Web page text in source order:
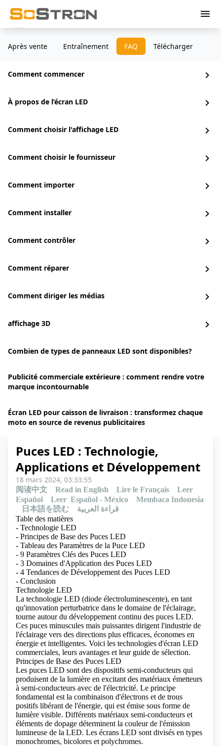
menu
Après vente Entraînement FAQ Télécharger
Comment commencer chevron_right
À propos de l’écran LED chevron_right
Comment choisir l'affichage LED chevron_right
Comment choisir le fournisseur chevron_right
Comment importer chevron_right
Comment installer chevron_right
Comment contrôler chevron_right
Comment réparer chevron_right
Comment diriger les médias chevron_right
affichage 3D chevron_right
Combien de types de panneaux LED sont disponibles?
Publicité commerciale extérieure : comment rendre votre
marque incontournable
Écran LED pour caisson de livraison : transformez chaque
moto en source de revenus publicitaires
Puces LED : Technologie,
Applications et Développement
18 mars 2024, 03:33:55
阅读中文 Read in English Lire le Français
Leer
Español
Leer Español - México
Membaca Indonesia
日本語を読む
قراءة العربية
Table des matières
- Technologie LED
- Principes de Base des Puces LED
- Tableau des Paramètres de la Puce LED
- 9 Paramètres Clés des Puces LED
- 3 Domaines d'Application des Puces LED
- 4 Tendances de Développement des Puces LED
- Conclusion
Technologie LED
La technologie LED (diode électroluminescente), en tant
qu'innovation perturbatrice dans le domaine de l'éclairage,
tourne autour du développement continu des puces LED.
Ces puces minuscules mais puissantes dirigent l'industrie de
l'éclairage vers des directions plus efficaces, économes en
énergie et intelligentes. Voici les technologies d'écran LED
commerciales, leurs avantages et leur guide de sélection.
Principes de Base des Puces LED
Les puces LED sont des dispositifs semi-conducteurs qui
produisent de la lumière en excitant des matériaux émetteurs
à semi-conducteurs avec de l'électricité. Le principe
fondamental est la combinaison d'électrons et de trous
positifs libérant de l'énergie, qui est émise sous forme de
lumière visible. Différents matériaux semi-conducteurs et
éléments de dopage déterminent la couleur de l'émission
lumineuse de la LED. Les écrans LED sont divisés en types
monochromes, bicolores et polychromes.